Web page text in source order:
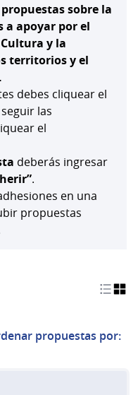
sobre la
a apoyar por el
y la
territorios y el
debes cliquear el
las
el
deberás ingresar
.
en una
propuestas
propuestas por: